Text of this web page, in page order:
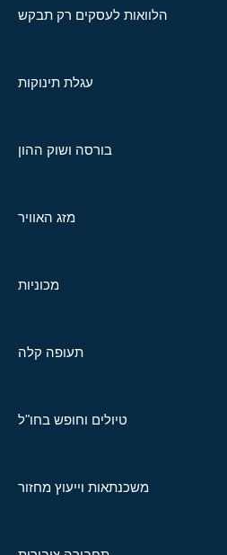
הלוואות לעסקים רק תבקש
עגלת תינוקות
בורסה ושוק ההון
מזג האוויר
מכוניות
תעופה קלה
טיולים וחופש בחו"ל
משכנתאות וייעוץ מחזור